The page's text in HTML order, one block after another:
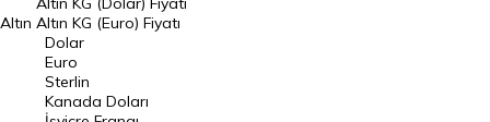
Euro Kuru
Pound Kuru
Frank Kuru
Altın Altın KG (Euro) Fiyatı
Dolar
Euro
Sterlin
Kanada Doları